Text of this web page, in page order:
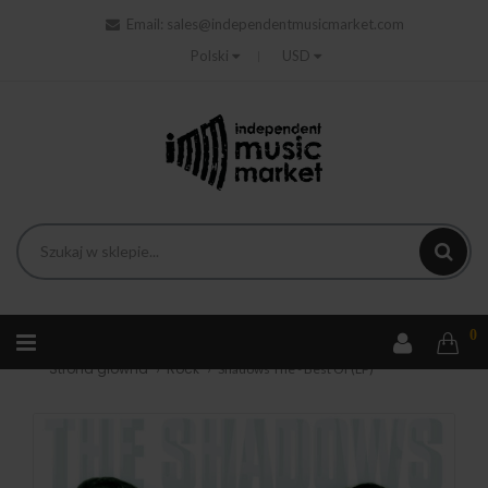
Email:
sales@independentmusicmarket.com
Polski
USD
0
Strona główna Rock Shadows The - Best Of (LP)